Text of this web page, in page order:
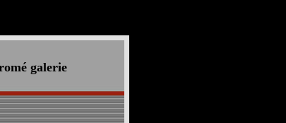
galerie